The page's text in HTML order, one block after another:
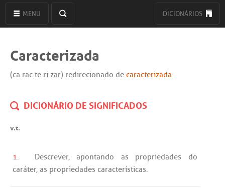
MENU DICIONÁRIOS
Caracterizada
(ca.rac.te.ri.zar) redirecionado de caracterizada
DICIONÁRIO DE SIGNIFICADOS
v.t.
1. Descrever,apontando as propriedades
do
caráter, as propriedades características.